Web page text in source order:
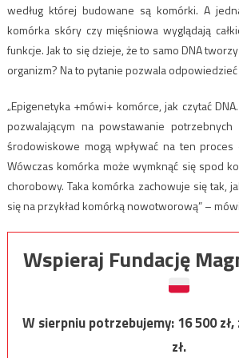
według której budowane są komórki. A
komórka skóry czy mięśniowa wyglądają
funkcje. Jak to się dzieje, że to samo DNA
organizm? Na to pytanie pozwala
„Epigenetyka +mówi+ komórce, jak czytać
pozwalającym na powstawanie
środowiskowe mogą wpływać na ten proces
Wówczas komórka może wymknąć się spod
chorobowy. Taka komórka zachowuje się tak,
się na przykład komórką nowotworową” –
Wspieraj Fundację
W sierpniu potrzebujemy:16 500
zł.